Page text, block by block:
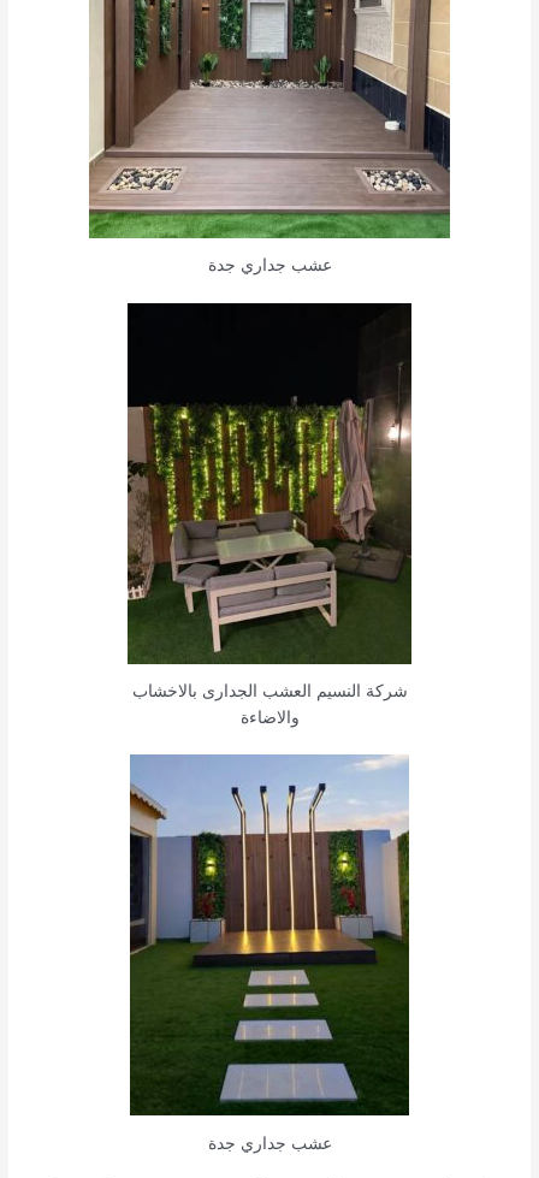
عشب جداري جدة
شركة النسيم العشب الجدارى بالاخشاب
والاضاءة
عشب جداري جدة